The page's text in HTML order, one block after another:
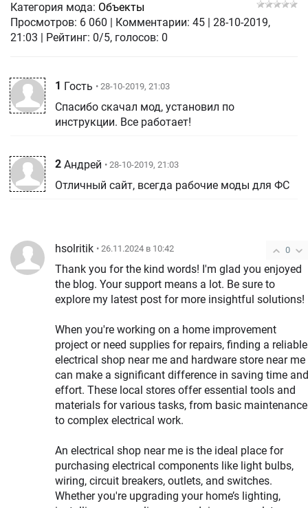
Категория мода: Объекты
Просмотров: 6 060 Комментарии: 45
28-10-2019,
21:03
| Рейтинг: 0/5, голосов: 0
1 Гость • 28-10-2019, 21:03
Спасибо скачал мод, установил по
инструкции. Все работает!
2 Андрей • 28-10-2019, 21:03
Отличный сайт, всегда рабочие моды для ФС
0
hsolritik • 26.11.2024 в 10:42
Thank you for the kind words! I'm glad you enjoyed
the blog. Your support means a lot. Be sure to
explore my latest post for more insightful solutions!
When you're working on a home improvement
project or need supplies for repairs, finding a reliable
electrical shop near me and hardware store near me
can make a significant difference in saving time and
effort. These local stores offer essential tools and
materials for various tasks, from basic maintenance
to complex electrical work.
An electrical shop near me is the ideal place for
purchasing electrical components like light bulbs,
wiring, circuit breakers, outlets, and switches.
Whether you're upgrading your home’s lighting,